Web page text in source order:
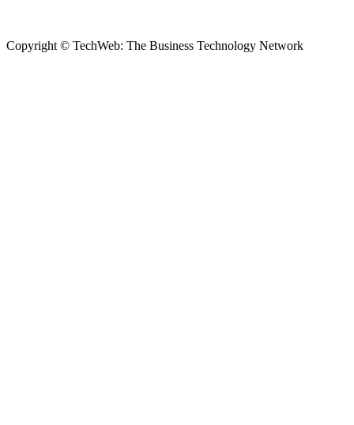
Copyright © TechWeb: The Business Technology Network